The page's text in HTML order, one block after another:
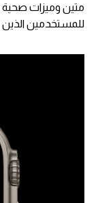
متين وميزات صحية
للمستخدمين الذين